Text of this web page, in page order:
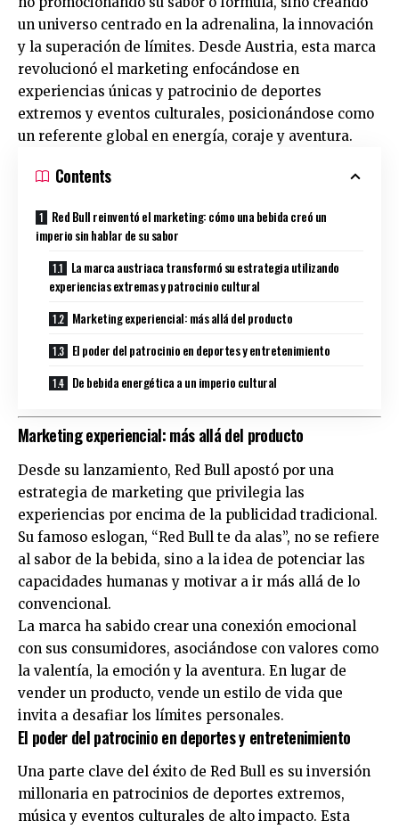
un universo centrado en la adrenalina, la innovación
y la superación de límites. Desde Austria, esta marca
revolucionó el marketing enfocándose en
experiencias únicas y patrocinio de deportes
extremos y eventos culturales, posicionándose como
un referente global en energía, coraje y aventura.
Contents
Red Bull reinventó el marketing: cómo una bebida creó un
imperio sin hablar de su sabor
La marca austriaca transformó su estrategia utilizando
experiencias extremas y patrocinio cultural
Marketing experiencial: más allá del producto
El poder del patrocinio en deportes y entretenimiento
De bebida energética a un imperio cultural
Marketing experiencial: más allá del producto
Desde su lanzamiento, Red Bull apostó por una
estrategia de marketing que privilegia las
experiencias por encima de la publicidad tradicional.
Su famoso eslogan, “Red Bull te da alas”, no se refiere
al sabor de la bebida, sino a la idea de potenciar las
capacidades humanas y motivar a ir más allá de lo
convencional.
La marca ha sabido crear una conexión emocional
con sus consumidores, asociándose con valores como
la valentía, la emoción y la aventura. En lugar de
vender un producto, vende un estilo de vida que
invita a desafiar los límites personales.
El poder del patrocinio en deportes y entretenimiento
Una parte clave del éxito de Red Bull es su inversión
millonaria en patrocinios de deportes extremos,
música y eventos culturales de alto impacto. Esta